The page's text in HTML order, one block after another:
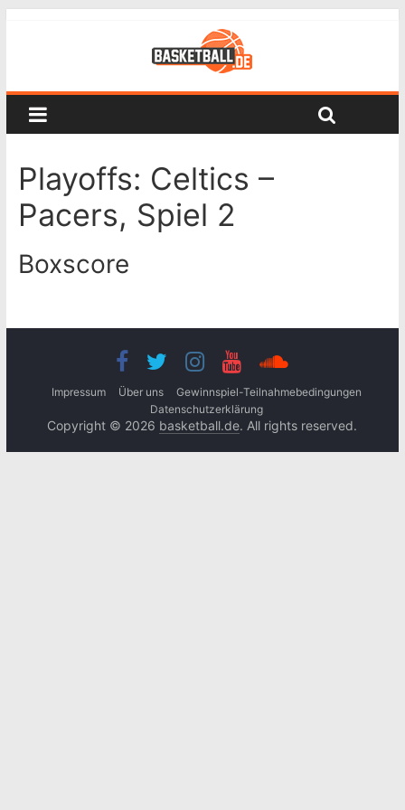
Playoffs: Celtics –
Pacers, Spiel 2
Boxscore
Impressum Über uns
Gewinnspiel-Teilnahmebedingungen
Datenschutzerklärung
Copyright © 2026 basketball.de. All rights reserved.